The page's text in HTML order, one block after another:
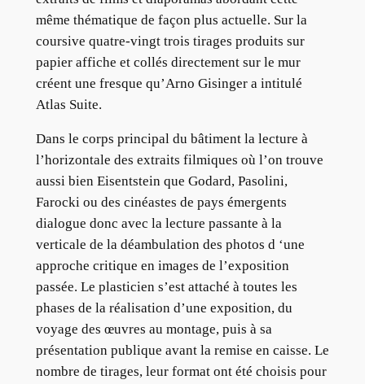
même thématique de façon plus actuelle. Sur la
coursive quatre-vingt trois tirages produits sur
papier affiche et collés directement sur le mur
créent une fresque qu’Arno Gisinger a intitulé
Atlas Suite.
Dans le corps principal du bâtiment la lecture à
l’horizontale des extraits filmiques où l’on trouve
aussi bien Eisentstein que Godard, Pasolini,
Farocki ou des cinéastes de pays émergents
dialogue donc avec la lecture passante à la
verticale de la déambulation des photos d ‘une
approche critique en images de l’exposition
passée. Le plasticien s’est attaché à toutes les
phases de la réalisation d’une exposition, du
voyage des œuvres au montage, puis à sa
présentation publique avant la remise en caisse. Le
nombre de tirages, leur format ont été choisis pour